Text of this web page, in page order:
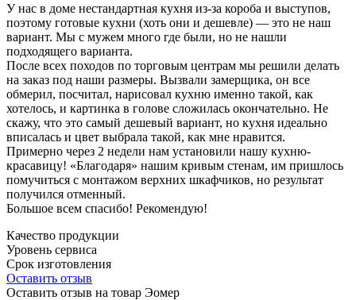
У нас в доме нестандартная кухня из-за короба и выступов,
поэтому готовые кухни (хоть они и дешевле) — это не наш
вариант. Мы с мужем много где были, но не нашли
подходящего варианта.
После всех походов по торговым центрам мы решили делать
на заказ под наши размеры. Вызвали замерщика, он все
обмерил, посчитал, нарисовал кухню именно такой, как
хотелось, и картинка в голове сложилась окончательно. Не
скажу, что это самый дешевый вариант, но кухня идеально
вписалась и цвет выбрала такой, как мне нравится.
Примерно через 2 недели нам установили нашу кухню-
красавицу! «Благодаря» нашим кривым стенам, им пришлось
помучиться с монтажом верхних шкафчиков, но результат
получился отменный.
Большое всем спасибо! Рекомендую!
Качество продукции
Уровень сервиса
Срок изготовления
Оставить отзыв
Оставить отзыв на товар Эомер